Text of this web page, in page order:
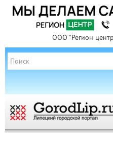
ООО "Регион